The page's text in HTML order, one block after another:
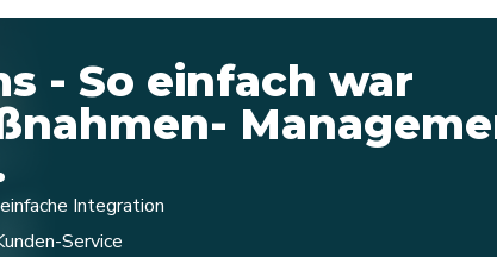
- So einfach war
Integration
Service